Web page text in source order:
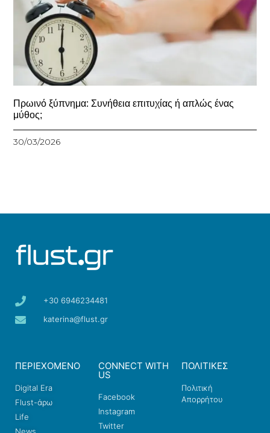
Πρωινό ξύπνημα: Συνήθεια επιτυχίας ή απλώς ένας
μύθος;
30/03/2026
+30 6946234481
katerina@flust.gr
ΠΕΡΙΕΧΟΜΕΝΟ
Digital Era
Flust-άρω
Life
CONNECT WITH
US
Facebook
Instagram
Twitter
ΠΟΛΙΤΙΚΕΣ
Πολιτική
Απορρήτου